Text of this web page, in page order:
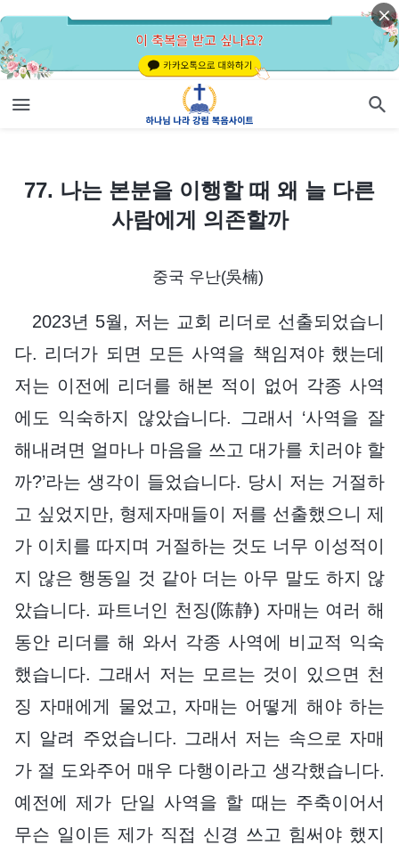
77. 나는 본분을 이행할 때 왜 늘 다른 사람에게 의존할까
77. 나는 본분을 이행할 때 왜 늘 다른
사람에게 의존할까
중국 우난(吳楠)
2023년 5월, 저는 교회 리더로 선출되었습니
다. 리더가 되면 모든 사역을 책임져야 했는데
저는 이전에 리더를 해본 적이 없어 각종 사역
에도 익숙하지 않았습니다. 그래서 ‘사역을 잘
해내려면 얼마나 마음을 쓰고 대가를 치러야 할
까?’라는 생각이 들었습니다. 당시 저는 거절하
고 싶었지만, 형제자매들이 저를 선출했으니 제
가 이치를 따지며 거절하는 것도 너무 이성적이
지 않은 행동일 것 같아 더는 아무 말도 하지 않
았습니다. 파트너인 천징(陈静) 자매는 여러 해
동안 리더를 해 와서 각종 사역에 비교적 익숙
했습니다. 그래서 저는 모르는 것이 있으면 천
징 자매에게 물었고, 자매는 어떻게 해야 하는
지 알려 주었습니다. 그래서 저는 속으로 자매
가 절 도와주어 매우 다행이라고 생각했습니다.
예전에 제가 단일 사역을 할 때는 주축이어서
무슨 일이든 제가 직접 신경 쓰고 힘써야 했지